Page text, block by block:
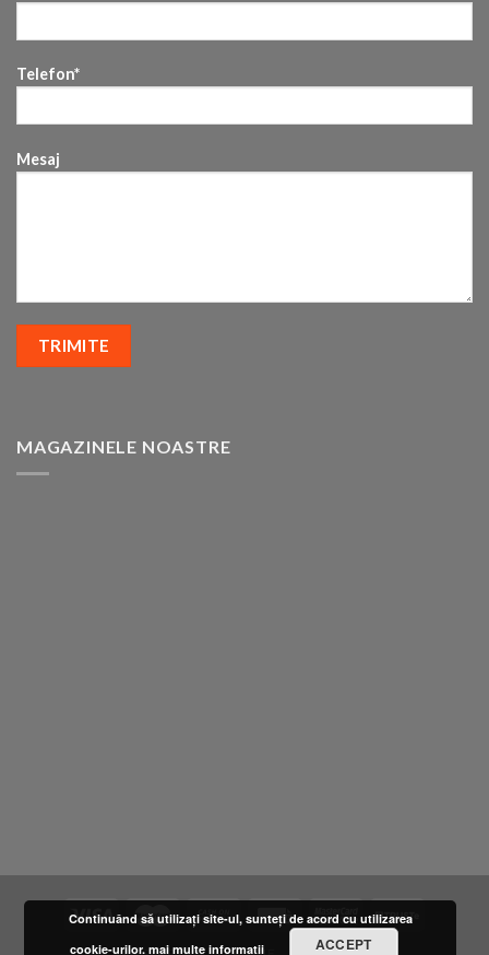
Telefon*
Mesaj
MAGAZINELE NOASTRE
Continuând să utilizați site-ul, sunteți de acord cu utilizarea
cookie-urilor. mai multe informatii ACCEPT